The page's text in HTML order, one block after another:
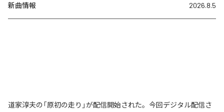
新曲情報 2026.8.5
道家淳夫の「原初の走り」が配信開始された。今回デジタル配信さ